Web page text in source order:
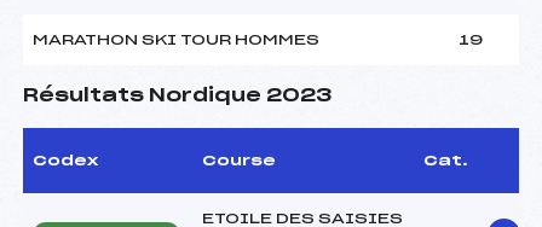
MARATHON SKI TOUR HOMMES 19
Résultats Nordique 2023
Codex Course Cat.
ETOILE DES SAISIES